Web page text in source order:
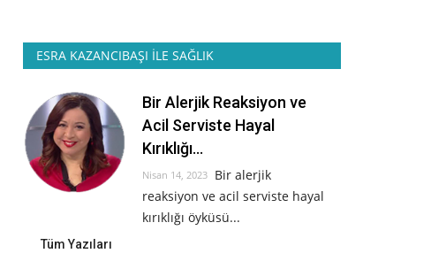
ESRA KAZANCIBAŞI İLE SAĞLIK
Bir Alerjik Reaksiyon ve
Acil Serviste Hayal
Kırıklığı...
Nisan 14, 2023 Bir alerjik
reaksiyon ve acil serviste hayal
kırıklığı öyküsü...
Tüm Yazıları